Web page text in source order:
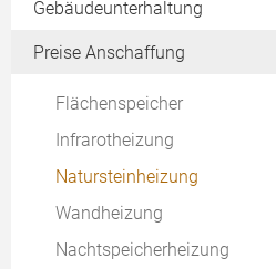
Nachtspeicherofen
Aufladesteuerung
Elektrokamin
Heizteppich
Kleindurchlauferhitzer
Gebäudeunterhaltung
Hallenheizung
Preise Anschaffung
Flächenspeicher
Infrarotheizung
Natursteinheizung
Wandheizung
Nachtspeicherheizung